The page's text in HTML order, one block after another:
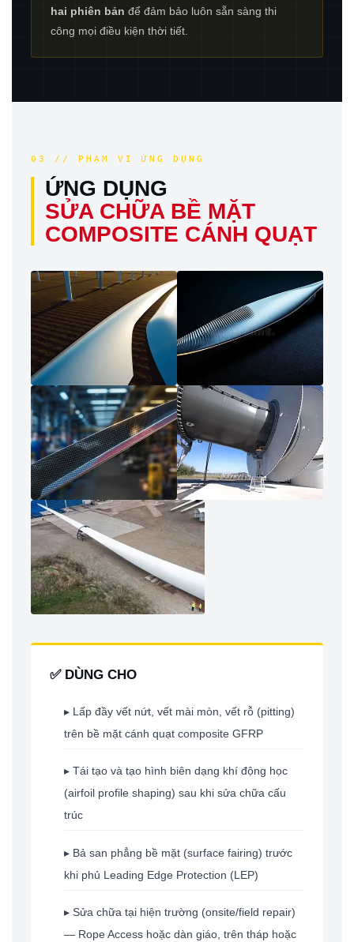
hai phiên bản để đảm bảo luôn sẵn sàng thi
công mọi điều kiện thời tiết.
03 // PHẠM VI ỨNG DỤNG
ỨNG DỤNG
SỬA CHỮA BỀ MẶT
COMPOSITE CÁNH QUẠT
✅ DÙNG CHO
▸ Lấp đầy vết nứt, vết mài mòn, vết rỗ (pitting)
trên bề mặt cánh quạt composite GFRP
▸ Tái tạo và tạo hình biên dạng khí động học
(airfoil profile shaping) sau khi sửa chữa cấu
trúc
▸ Bả san phẳng bề mặt (surface fairing) trước
khi phủ Leading Edge Protection (LEP)
▸ Sửa chữa tại hiện trường (onsite/field repair)
— Rope Access hoặc dàn giáo, trên tháp hoặc